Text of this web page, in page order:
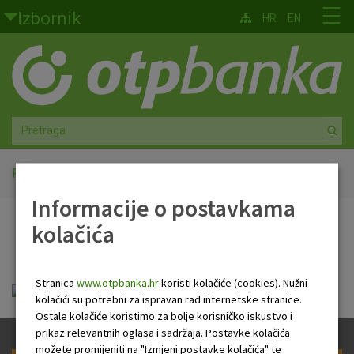
Skoči na glavni sadržaj
Izbornik
Građani
Privatno bankarstvo
Agro
Mala poduzeća i obrtnici
Srednja i velika poduzeća
Faktoring
O nama
☰
HR EN
Početna
PB Newsletter
Tjedni newsletter 11.10.2024..pdf
Informacije o postavkama
kolačića
Stranica www.otpbanka.hrkoristi kolačiće (cookies). Nužni
kolačići su potrebni za ispravan rad internetske stranice.
Ostale kolačiće koristimo za bolje korisničko iskustvo i
prikaz relevantnih oglasa i sadržaja. Postavke kolačića
možete promijeniti na "Izmjeni postavke kolačića" te